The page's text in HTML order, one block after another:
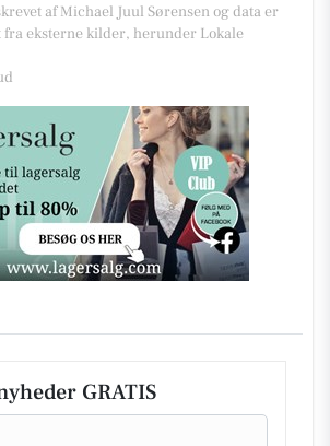
af Michael Juul Sørensen og data er
fra eksterne kilder, herunder Lokale
GRATIS